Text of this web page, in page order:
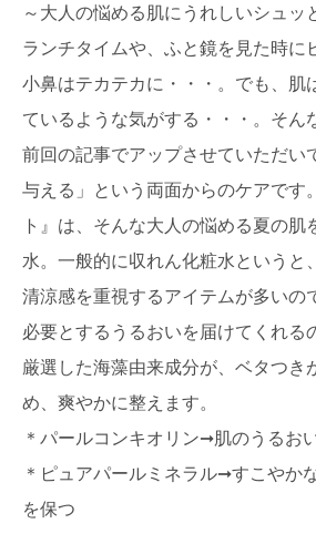
インスタでチェッ
salon.misuzu
眉の生え癖改善～左右差・形
毛流れ・産毛の写真や動画などをイ
～大人の悩める肌にうれしいシュッ
ランチタイムや、ふと鏡を見た時に
小鼻はテカテカに・・・。でも、肌
ているような気がする・・・。そん
前回の記事でアップさせていただい
与える」という両面からのケアです
ト』は、そんな大人の悩める夏の肌
水。一般的に収れん化粧水というと
清涼感を重視するアイテムが多いの
必要とするうるおいを届けてくれる
厳選した海藻由来成分が、ベタつき
め、爽やかに整えます。
＊パールコンキオリン➞肌のうるお
＊ピュアパールミネラル➞すこやか
を保つ